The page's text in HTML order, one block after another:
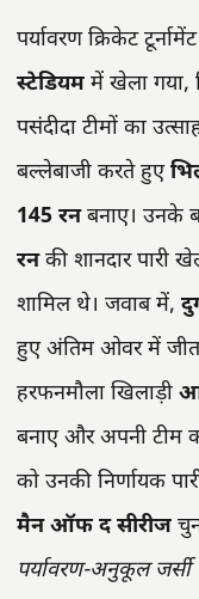
पर्यावरण क्रिकेट
स्टेडियम में खेला गया,
पसंदीदा टीमों का
बल्लेबाजी करते हुए
145 रनबनाए। उनके
रनकी शानदार पारी
शामिल थे। जवाब में,
हुए अंतिम ओवर में
हरफनमौला खिलाड़ी
बनाए और अपनी टीम
को उनकी निर्णायक
मैन ऑफ द सीरीज
पर्यावरण-अनुकूल